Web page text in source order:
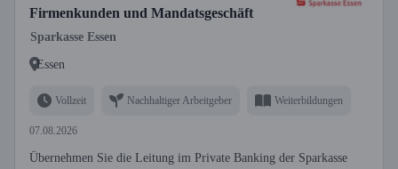
Firmenkunden und Mandatsgeschäft
Sparkasse Essen
Essen
Vollzeit Nachhaltiger Arbeitgeber Weiterbildungen
07.08.2026
Übernehmen Sie die Leitung im Private Banking der Sparkasse